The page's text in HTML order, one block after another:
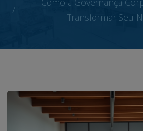
Como a Governança
Transformar Seu